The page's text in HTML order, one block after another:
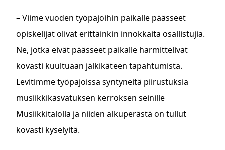
– Viime vuoden työpajoihin paikalle päässeet
opiskelijat olivat erittäinkin innokkaita osallistujia.
Ne, jotka eivät päässeet paikalle harmittelivat
kovasti kuultuaan jälkikäteen tapahtumista.
Levitimme työpajoissa syntyneitä piirustuksia
musiikkikasvatuksen kerroksen seinille
Musiikkitalolla ja niiden alkuperästä on tullut
kovasti kyselyitä.